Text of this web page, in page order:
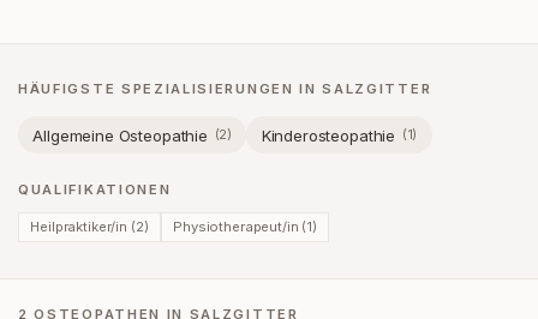
HÄUFIGSTE SPEZIALISIERUNGEN INSALZGITTER
Allgemeine Osteopathie (2) Kinderosteopathie (1)
QUALIFIKATIONEN
Heilpraktiker/in (2) Physiotherapeut/in (1)
2 OSTEOPATHEN IN SALZGITTER